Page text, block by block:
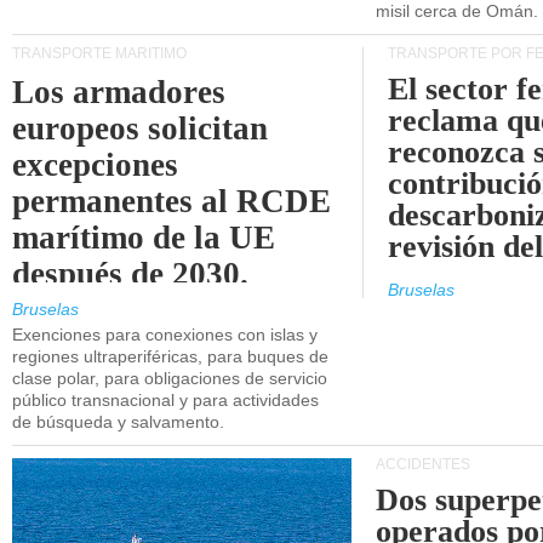
misil cerca de Omán.
TRANSPORTE MARÍTIMO
Los armadores
europeos solicitan
excepciones
permanentes al RCDE
marítimo de la UE
después de 2030.
Bruselas
Exenciones para conexiones con islas y
regiones ultraperiféricas, para buques de
clase polar, para obligaciones de servicio
público transnacional y para actividades
de búsqueda y salvamento.
TRANSPORTE POR
El sector
reclama
reconozca
revisión
Bruselas
ACCIDENTES
Dos
operados